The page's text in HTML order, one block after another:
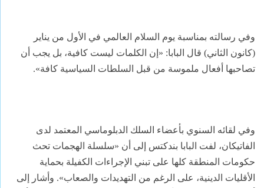
وفي رسالته بمناسبة يوم السلام العالمي في الأول من يناير
(كانون الثاني) قال البابا: «إن الكلمات ليست كافية، بل يجب أن
تصاحبها أفعال ملموسة من قبل السلطات السياسية كافة».
وفي لقائه السنوي بأعضاء السلك الدبلوماسي المعتمد لدى
الفاتيكان، لفت البابا بندكتس إلى أن «سلسلة الهجمات تحث
حكومات المنطقة كلها على تبني الإجراءات الكفيلة بحماية
الأقليات الدينية، على الرغم من التهديدات والصعاب». وأشار إلى